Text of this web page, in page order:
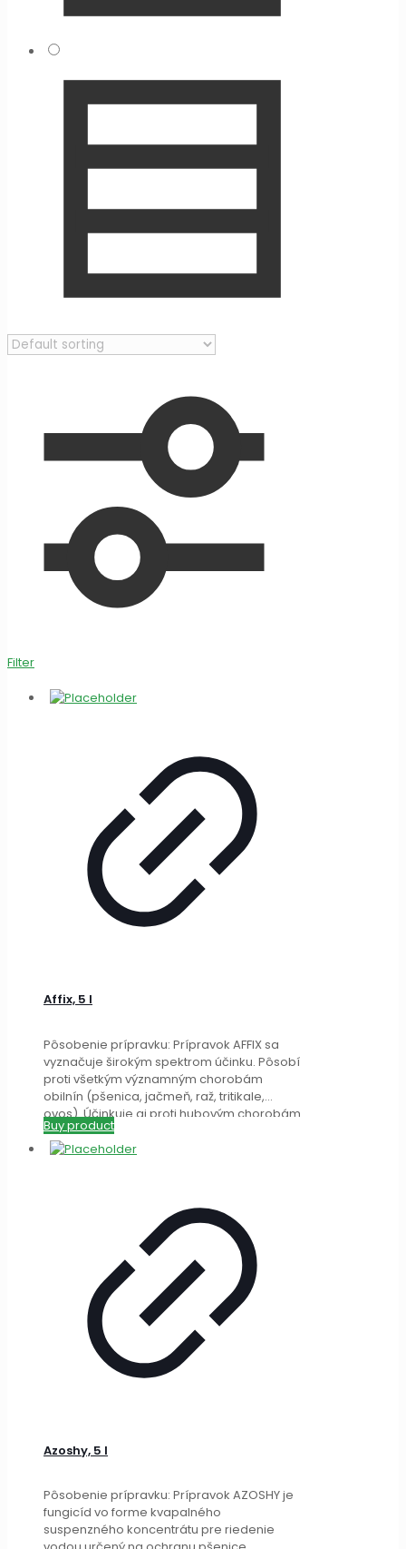
Filter
Affix, 5 l
Pôsobenie prípravku: Prípravok AFFIX sa
vyznačuje širokým spektrom účinku. Pôsobí
proti všetkým významným chorobám
obilnín (pšenica, jačmeň, raž, tritikale,
ovos). Účinkuje aj proti hubovým chorobám
hrachu,[…]
Buy product
Azoshy, 5 l
Pôsobenie prípravku: Prípravok AZOSHY je
fungicíd vo forme kvapalného
suspenzného koncentrátu pre riedenie